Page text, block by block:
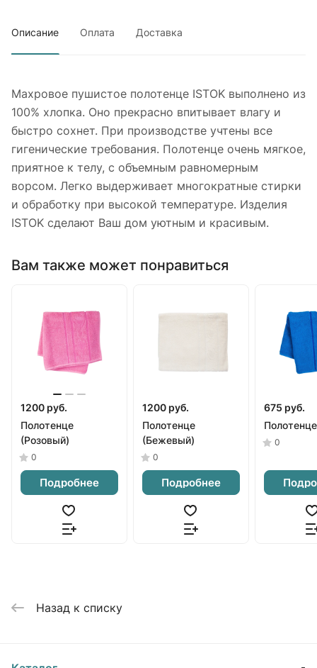
Описание Оплата Доставка
Махровое пушистое полотенце ISTOK выполнено из
100% хлопка. Оно прекрасно впитывает влагу и
быстро сохнет. При производстве учтены все
гигенические требования. Полотенце очень мягкое,
приятное к телу, с объемным равномерным
ворсом. Легко выдерживает многократные стирки
и обработку при высокой температуре. Изделия
ISTOK сделают Ваш дом уютным и красивым.
Вам также может понравиться
1200 руб.
Полотенце
(Розовый)
0
Подробнее
1200 руб.
Полотенце
(Бежевый)
0
Подробнее
675 руб.
0
Назад к списку